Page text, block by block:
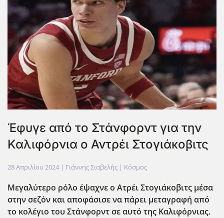
Έφυγε από το Στάνφορντ για την
Καλιφόρνια ο Αντρέι Στογιάκοβιτς
28 Απριλίου 2024 | Γιάννης Σιαβελής | Κόσμος
Μεγαλύτερο ρόλο έψαχνε ο Ατρέι Στογιάκοβιτς μέσα
στην σεζόν και αποφάσισε να πάρει μεταγραφή από
το κολέγιο του Στάνφορντ σε αυτό της Καλιφόρνιας.